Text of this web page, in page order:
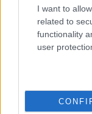
I want to
related to
functionality
user
Team Building
Tecnologias
Vendas E
Recentes